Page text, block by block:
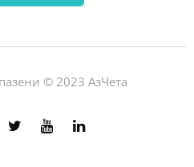
© 2023 АзЧета